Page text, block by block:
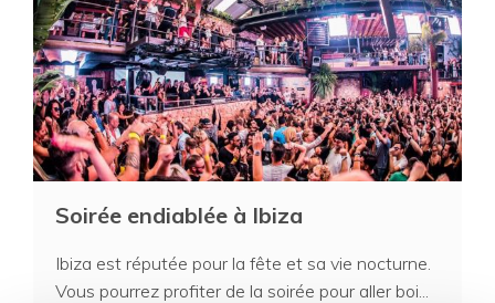
Soirée endiablée à Ibiza
Ibiza est réputée pour la fête et sa vie nocturne.
Vous pourrez profiter de la soirée pour aller boi...